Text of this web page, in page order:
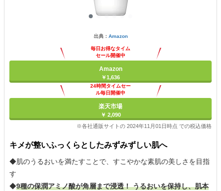
出典： Amazon
毎日お得なタイム
セール開催中
Amazon
￥1,636
24時間タイムセー
ル毎日開催中
楽天市場
￥ 2,090
※各社通販サイトの 2024年11月01日時点 での税込価格
キメが整いふっくらとしたみずみずしい肌へ
◆肌のうるおいを満たすことで、すこやかな素肌の美しさを目指
す
◆9種の保潤アミノ酸が角層まで浸透！ うるおいを保持し、肌本